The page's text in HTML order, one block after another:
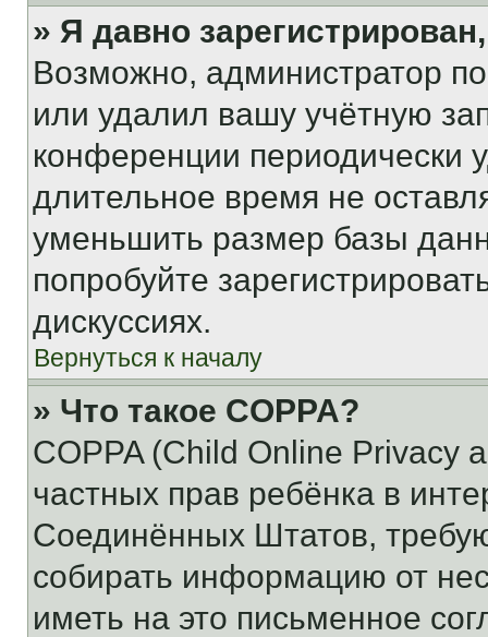
» Я давно
Возможно, администратор
или удалил вашу учётную
конференции периодически
длительное время не
уменьшить размер базы
попробуйте
дискуссиях.
Вернуться к началу
» Что такое COPPA?
COPPA (Child Online Privacy
частных прав ребёнка в
Соединённых Штатов,
собирать информацию от
иметь на это письменное